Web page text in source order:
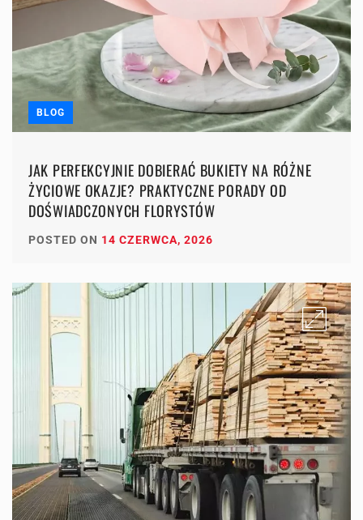
BLOG
JAK PERFEKCYJNIE DOBIERAĆ BUKIETY NA RÓŻNE
ŻYCIOWE OKAZJE? PRAKTYCZNE PORADY OD
DOŚWIADCZONYCH FLORYSTÓW
POSTED ON 14 CZERWCA, 2026